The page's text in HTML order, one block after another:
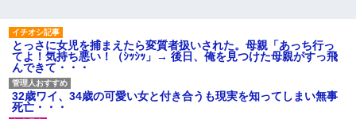
ていき、1時間後に号泣しながら出てきて…
彼女との行為を録画した結果→衝撃の事実が判明したｗｗｗｗｗ
ｗ
とっさに女児を捕まえたら変質者扱いされた。母親「あっち行っ
てよ！気持ち悪い！（ｼｯｼｯ」→ 後日、俺を見つけた母親がすっ飛
んできて・・・
32歳ワイ、34歳の可愛い女と付き合うも現実を知ってしまい無事
死亡・・・